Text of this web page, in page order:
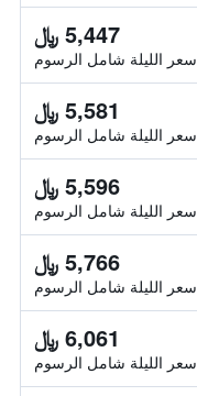
5,447 ﷼
سعر الليلة شامل الرسوم
5,581 ﷼
سعر الليلة شامل الرسوم
5,596 ﷼
سعر الليلة شامل الرسوم
5,766 ﷼
سعر الليلة شامل الرسوم
6,061 ﷼
سعر الليلة شامل الرسوم